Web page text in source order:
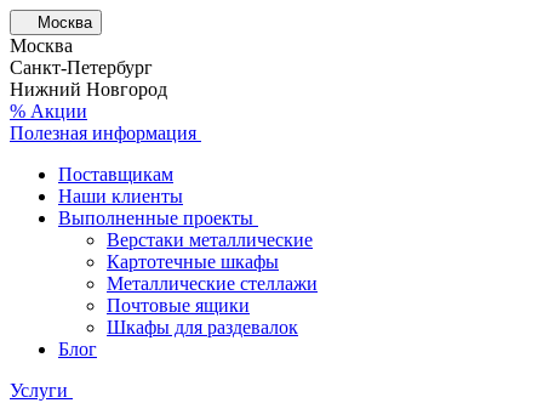
Москва
Москва
Санкт-Петербург
Нижний Новгород
% Акции
Полезная информация
Поставщикам
Наши клиенты
Выполненные проекты
Верстаки металлические
Картотечные шкафы
Металлические стеллажи
Почтовые ящики
Шкафы для раздевалок
Блог
Услуги